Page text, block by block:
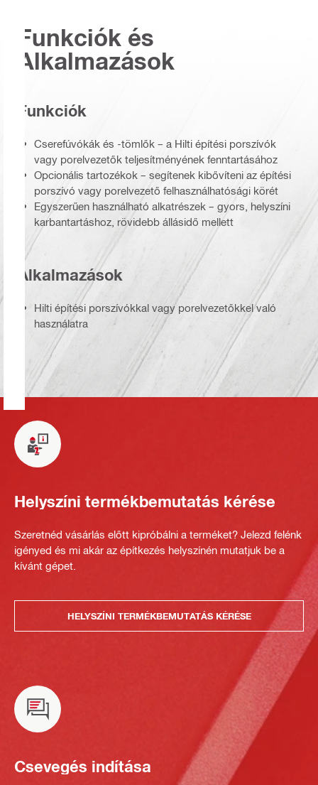
Funkciók és
Alkalmazások
Funkciók
Cserefúvókák és -tömlők – a Hilti építési porszívók
vagy porelvezetők teljesítményének fenntartásához
Opcionális tartozékok – segítenek kibővíteni az építési
porszívó vagy porelvezető felhasználhatósági körét
Egyszerűen használható alkatrészek – gyors, helyszíni
karbantartáshoz, rövidebb állásidő mellett
Alkalmazások
Hilti építési porszívókkal vagy porelvezetőkkel való
használatra
Helyszíni termékbemutatás kérése
Szeretnéd vásárlás előtt kipróbálni a terméket? Jelezd felénk
igényed és mi akár az építkezés helyszínén mutatjuk be a
kívánt gépet.
HELYSZÍNI TERMÉKBEMUTATÁS KÉRÉSE
Csevegés indítása